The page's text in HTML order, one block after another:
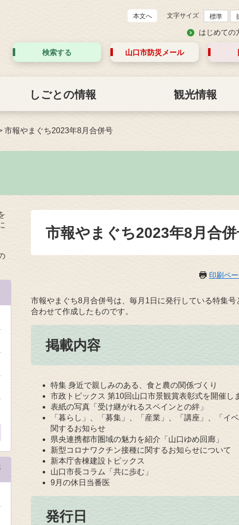
本文へ 文字サイズ 標準
はじめての
検索する 山口市防災 メール
しごとの情報 観光情報
市報やまぐち2023年8月合併号
市報やまぐち2023年8月合
印刷ペ
市報やまぐち8月合併号は、毎月1日に発行している特集
合わせて作成したものです。
掲載内容
特集 身近で親しみのある、食と農の関係づくり
市政トピックス 第10回山口市景観賞表彰式を開催し
表紙の写真「受け継がれるスペインとの絆」
「暮らし」、「募集」、「産業」、「講座」、「イ
関するお知らせ
県央連携都市圏域の魅力を紹介「山口ゆめ回廊」
新型コロナワクチン接種に関するお知らせについて
新本庁舎棟建設トピックス
山口市長コラム「共に歩む」
9月の休日当番医
発行日